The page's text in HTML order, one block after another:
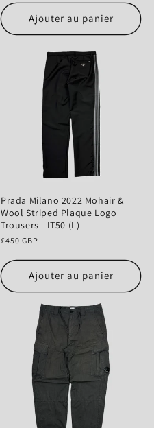
Ajouter au panier
Prada Milano 2022 Mohair &
Wool Striped Plaque Logo
Trousers - IT50 (L)
Prix
£450 GBP
Ajouter au panier